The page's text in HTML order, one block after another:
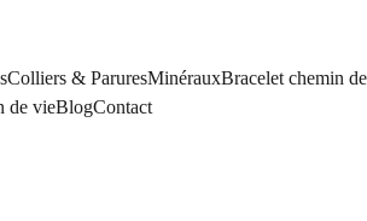
Colliers & ParuresMinérauxBracelet chemin
de vieBlogContact